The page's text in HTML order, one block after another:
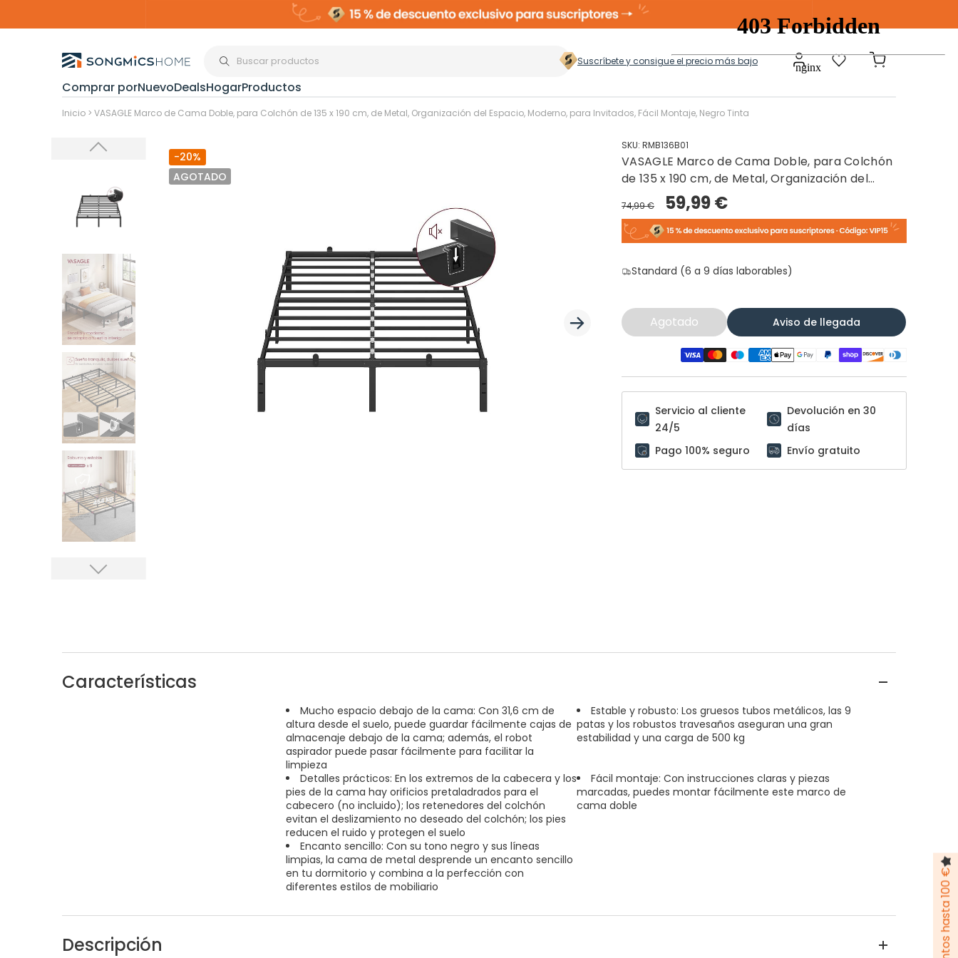
Suscríbete y consigue el precio más bajo
Comprar porNuevoDealsHogarProductos
Organización del hogar>
Ropa Modulares
Cubos de Basura Cestos Ropa Sucia Baules Ottoman
Maquillaje y
Joyería
Perchas
Inicio > VASAGLE Marco de Cama Doble, para Colchón de 135 x 190 cm, de Metal, Organización del Espacio, Moderno, para Invitados, Fácil Montaje, Negro Tinta
-20%
AGOTADO
SKU: RMB136B01
VASAGLE Marco de Cama Doble, para Colchón
de 135 x 190 cm, de Metal, Organización del
Espacio, Moderno, para Invitados, Fácil Montaje,
Negro Tinta
74,99 € 59,99 €
Standard (6 a 9 días laborables)
Agotado Aviso de llegada
Servicio al cliente
24/5
Devolución en 30
días
Pago 100% seguro
Envío gratuito
Características
Mucho espacio debajo de la cama: Con 31,6 cm de
altura desde el suelo, puede guardar fácilmente cajas de
almacenaje debajo de la cama; además, el robot
aspirador puede pasar fácilmente para facilitar la
limpieza
Estable y robusto: Los gruesos tubos metálicos, las 9
patas y los robustos travesaños aseguran una gran
estabilidad y una carga de 500 kg
Detalles prácticos: En los extremos de la cabecera y los
pies de la cama hay orificios pretaladrados para el
cabecero (no incluido); los retenedores del colchón
evitan el deslizamiento no deseado del colchón; los pies
reducen el ruido y protegen el suelo
Fácil montaje: Con instrucciones claras y piezas
marcadas, puedes montar fácilmente este marco de
cama doble
Encanto sencillo: Con su tono negro y sus líneas
limpias, la cama de metal desprende un encanto sencillo
en tu dormitorio y combina a la perfección con
diferentes estilos de mobiliario
Descripción